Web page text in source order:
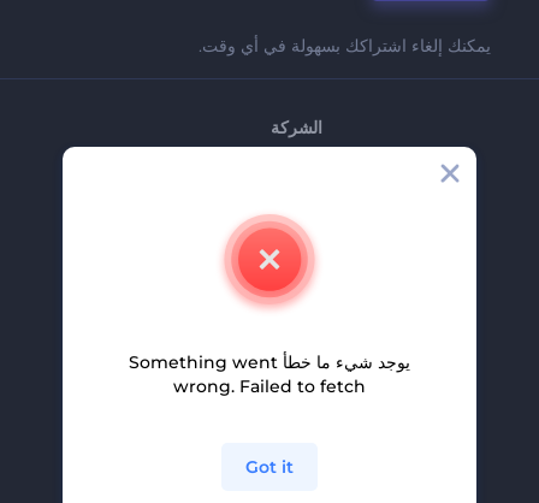
يمكنك إلغاء اشتراكك بسهولة في أي وقت.
الشركة
اتصل بنا
وظائف
المساعدة والدعم
سياسة الخصوصية
يوجد شيء ما خطأ Something went
wrong. Failed to fetch
Got it